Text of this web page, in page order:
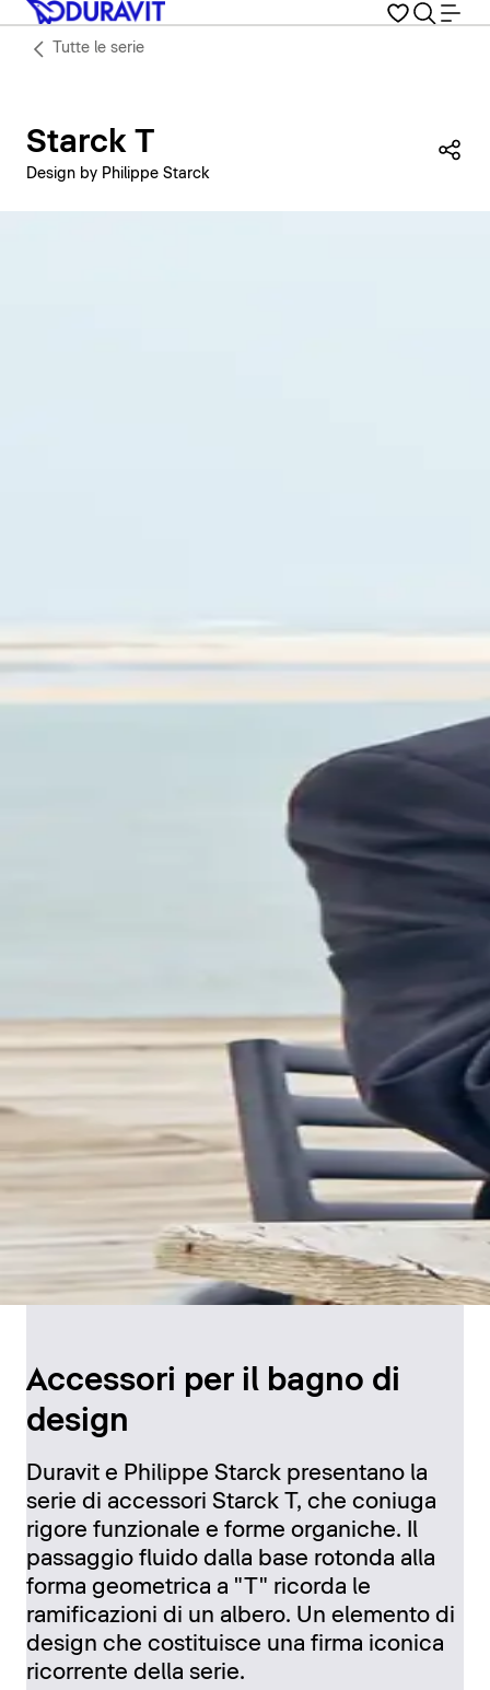
Tutte le serie
Starck T
Design by Philippe Starck
Accessori per il bagno di
design
Duravit e Philippe Starck presentano la
serie di accessori Starck T, che coniuga
rigore funzionale e forme organiche. Il
passaggio fluido dalla base rotonda alla
forma geometrica a "T" ricorda le
ramificazioni di un albero. Un elemento di
design che costituisce una firma iconica
ricorrente della serie.